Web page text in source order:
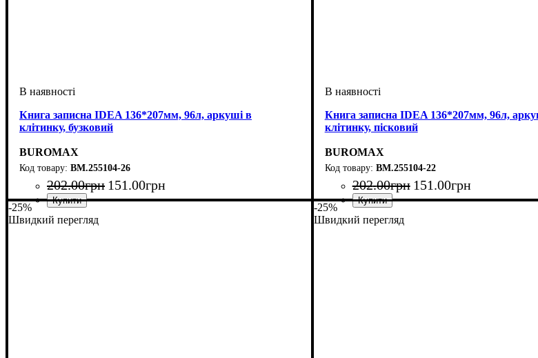
Книга записна IDEA 136*207мм, 96л, аркуші в
клітинку, бузковий
BUROMAX
BM.255104-26
202.00грн 151.00грн
Книга записна IDEA 136*207мм, 96л,
клітинку, пісковий
BUROMAX
BM.255104-22
202.00грн 151.00грн
-25%
Швидкий перегляд
-25%
Швидкий перегляд